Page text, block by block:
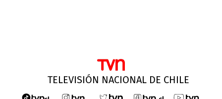
TELEVISIÓN NACIONAL DE CHILE